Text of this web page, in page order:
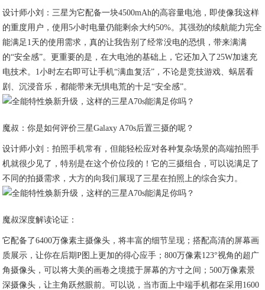
设计师小刘：三星为它配备一块4500mAh的高容量电池，即使像我这样
的重度用户，使用5小时电量仍能剩余大约50%。其强劲的续航能力完全
能满足1天的使用需求，真的让我告别了经常没电的恐惧，带来满满
的“安全感”。更重要的是，在大电池的基础上，它还加入了25W加速充
电技术。1小时左右即可让手机“满血复活”，不论是竞技游戏、蜗居看
剧、沉浸音乐，都能带来无惧电荒的十足“安全感”。
魔叔：你是如何评价三星Galaxy A70s后置三摄的呢？
设计师小刘：拍照手机常有，但能轻松应对各种复杂场景的高端拍照手
机就很少见了，特别是在这个价位段的！它的三摄组合，可以说满足了
不同的拍摄需求，大方的向我们展现了三星在拍照上的综合实力。
魔叔深度解读论证：
它配备了6400万像素主摄像头，将丰富的细节呈现；搭配高清的屏幕画
质展示，让你在后期P图上更加的得心应手；800万像素123°视角的超广
角摄像头，可以将大美的画卷之境揽于屏幕的方寸之间；500万像素景
深摄像头，让主角跃然眼前。可以说，当市面上中端手机都在采用1600